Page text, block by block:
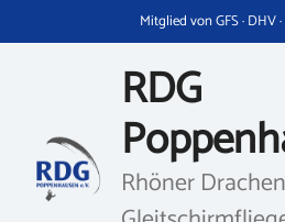
Inhalt
Mitglied von GFS · DHV
RDG
Rhöner